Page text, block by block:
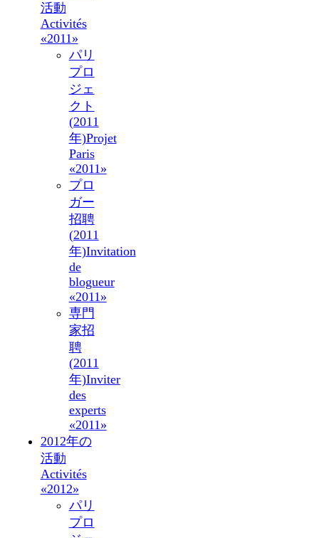
活動
Activités
«2011»
パリ
プロ
ジェ
クト
(2011
年)Projet
Paris
«2011»
プロ
ガー
招聘
(2011
年)Invitation
de
blogueur
«2011»
専門
家招
聘
(2011
年)Inviter
des
experts
«2011»
2012年の
活動
Activités
«2012»
パリ
プロ